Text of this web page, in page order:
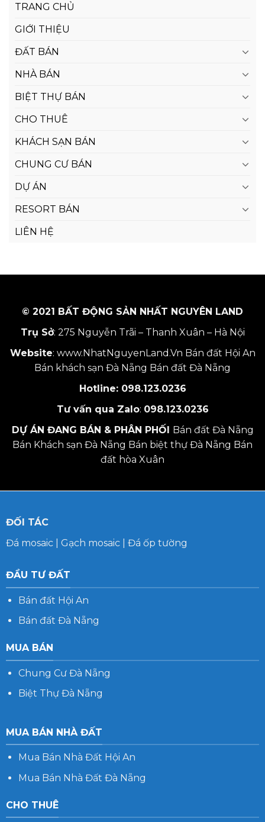
TRANG CHỦ
GIỚI THIỆU
ĐẤT BÁN
NHÀ BÁN
BIỆT THỰ BÁN
CHO THUÊ
KHÁCH SẠN BÁN
CHUNG CƯ BÁN
DỰ ÁN
RESORT BÁN
LIÊN HỆ
© 2021 BẤT ĐỘNG SẢN NHẤT NGUYÊN LAND
Trụ Sở: 275 Nguyễn Trãi – Thanh Xuân – Hà Nội
Website: www.NhatNguyenLand.Vn Bán đất Hội An
Bán khách sạn Đà Nẵng Bán đất Đà Nẵng
Hotline: 098.123.0236
Tư vấn qua Zalo: 098.123.0236
DỰ ÁN ĐANG BÁN & PHÂN PHỐI Bán đất Đà Nẵng
Bán Khách sạn Đà Nẵng Bán biệt thự Đà Nẵng Bán
đất hòa Xuân
ĐỐI TÁC
Đá mosaic| Gạch mosaic| Đá ốp tường
ĐẦU TƯ ĐẤT
Bán đất Hội An
Bán đất Đà Nẵng
MUA BÁN
Chung Cư Đà Nẵng
Biệt Thự Đà Nẵng
MUA BÁN NHÀ ĐẤT
Mua Bán Nhà Đất Hội An
Mua Bán Nhà Đất Đà Nẵng
CHO THUÊ